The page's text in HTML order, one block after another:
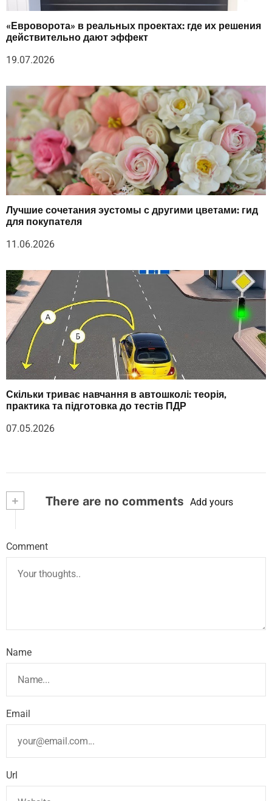
«Евроворота» в реальных проектах: где их решения
действительно дают эффект
19.07.2026
Лучшие сочетания эустомы с другими цветами: гид
для покупателя
11.06.2026
Скільки триває навчання в автошколі: теорія,
практика та підготовка до тестів ПДР
07.05.2026
+ There are no comments Add yours
Comment
Name
Email
Url